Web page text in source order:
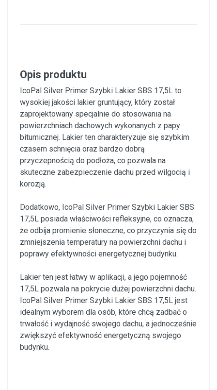
Opis produktu
IcoPal Silver Primer Szybki Lakier SBS 17,5L to
wysokiej jakości lakier gruntujący, który został
zaprojektowany specjalnie do stosowania na
powierzchniach dachowych wykonanych z papy
bitumicznej. Lakier ten charakteryzuje się szybkim
czasem schnięcia oraz bardzo dobrą
przyczepnością do podłoża, co pozwala na
skuteczne zabezpieczenie dachu przed wilgocią i
korozją.
Dodatkowo, IcoPal Silver Primer Szybki Lakier SBS
17,5L posiada właściwości refleksyjne, co oznacza,
że odbija promienie słoneczne, co przyczynia się do
zmniejszenia temperatury na powierzchni dachu i
poprawy efektywności energetycznej budynku.
Lakier ten jest łatwy w aplikacji, a jego pojemność
17,5L pozwala na pokrycie dużej powierzchni dachu.
IcoPal Silver Primer Szybki Lakier SBS 17,5L jest
idealnym wyborem dla osób, które chcą zadbać o
trwałość i wydajność swojego dachu, a jednocześnie
zwiększyć efektywność energetyczną swojego
budynku.